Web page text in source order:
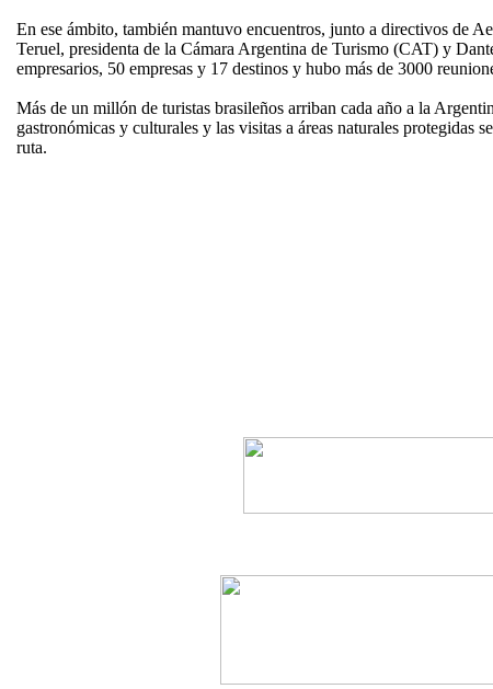
En ese ámbito, también mantuvo encuentros, junto a directivos de
Teruel, presidenta de la Cámara Argentina de Turismo (CAT) y
empresarios, 50 empresas y 17 destinos y hubo más de 3000
Más de un millón de turistas brasileños arriban cada año a la
gastronómicas y culturales y las visitas a áreas naturales protegidas
ruta.